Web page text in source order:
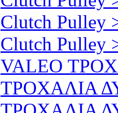
Clutch Pulley
Clutch Pulley
VALEO
ΤΡΟΧΑΛΙΑ